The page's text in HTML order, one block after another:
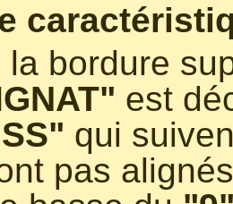
la bordure
est
qui
pas